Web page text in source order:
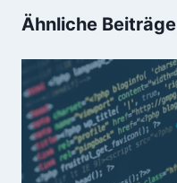
Ähnliche Beiträge